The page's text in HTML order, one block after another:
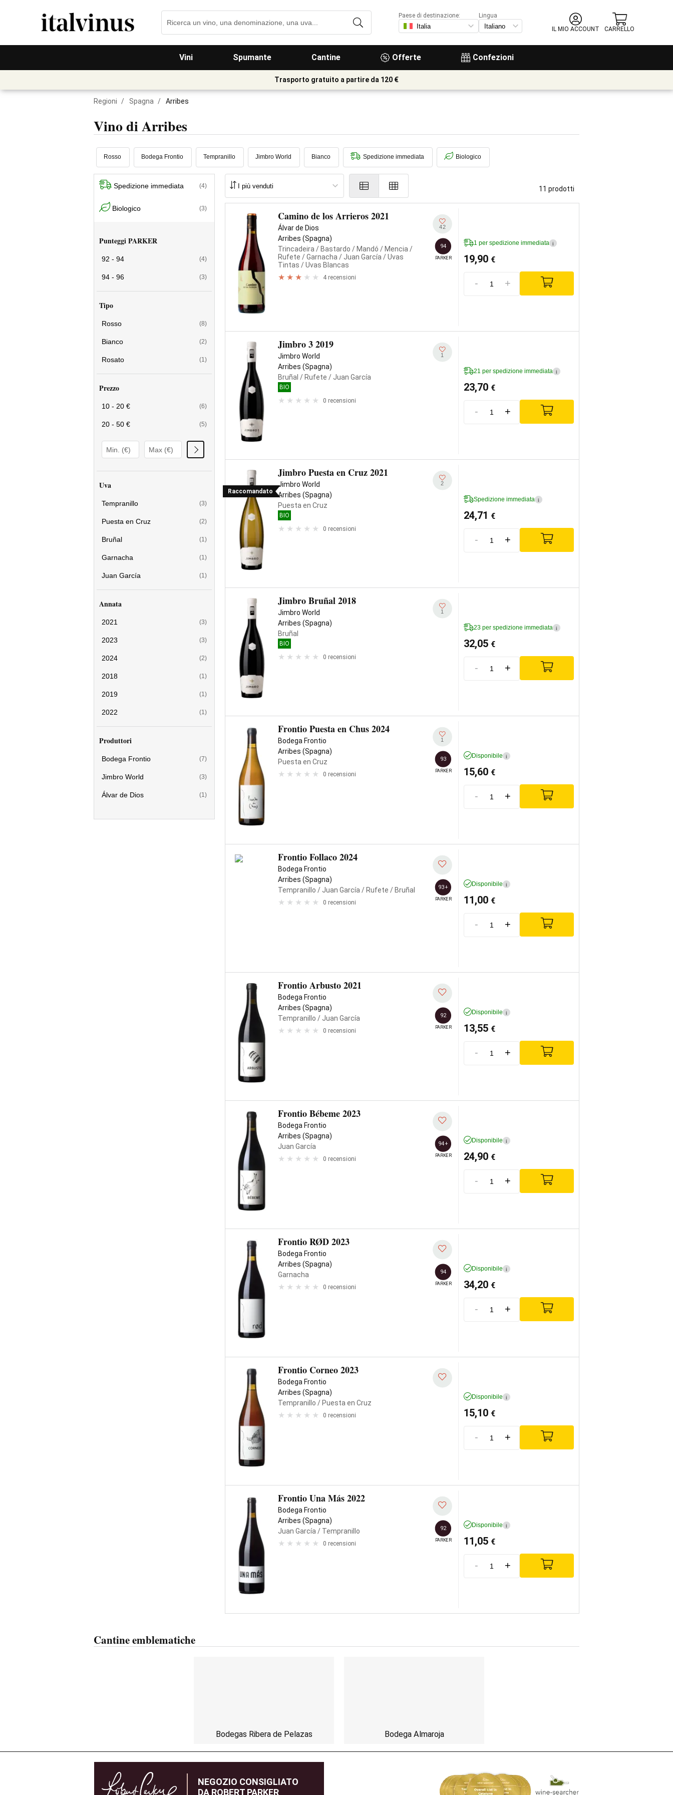
Vini Spumante Cantine Offerte Confezioni
Paese di destinazione:
Lingua
IL MIO ACCOUNT
CARRELLO
Trasporto gratuito a partire da 120 €
Regioni / Spagna / Arribes
Vino di Arribes
Rosso Bodega Frontio Tempranillo Jimbro World Bianco Spedizione immediata Biologico
Spedizione immediata (4)
Biologico (3)
Punteggi PARKER
92 - 94 (4)
94 - 96 (3)
Tipo
Rosso (8)
Bianco (2)
Rosato (1)
Prezzo
10 - 20 € (6)
20 - 50 € (5)
Uva
Tempranillo (3)
Puesta en Cruz (2)
Bruñal (1)
Garnacha (1)
Juan García (1)
Annata
2021 (3)
2023 (3)
2024 (2)
2018 (1)
2019 (1)
2022 (1)
Produttori
Bodega Frontio (7)
Jimbro World (3)
Álvar de Dios (1)
11 prodotti
Camino de los Arrieros 2021
Álvar de Dios
Arribes (Spagna)
Trincadeira / Bastardo / Mandó / Mencia /
Rufete / Garnacha / Juan García / Uvas
Tintas / Uvas Blancas
4 recensioni
42
94
PARKER
1 per spedizione immediata i
19,90 €
- +
Jimbro 3 2019
Jimbro World
Arribes (Spagna)
Bruñal / Rufete / Juan García
BIO
0 recensioni
1
21 per spedizione immediata i
23,70 €
- +
Raccomandato
Jimbro Puesta en Cruz 2021
Jimbro World
Arribes (Spagna)
Puesta en Cruz
BIO
0 recensioni
2
Spedizione immediata i
24,71 €
- +
Jimbro Bruñal 2018
Jimbro World
Arribes (Spagna)
Bruñal
BIO
0 recensioni
1
23 per spedizione immediata i
32,05 €
- +
Frontio Puesta en Chus 2024
Bodega Frontio
Arribes (Spagna)
Puesta en Cruz
0 recensioni
1
93
PARKER
Disponibile i
15,60 €
- +
Frontio Follaco 2024
Bodega Frontio
Arribes (Spagna)
Tempranillo / Juan García / Rufete / Bruñal
0 recensioni
93+
PARKER
Disponibile i
11,00 €
- +
Frontio Arbusto 2021
Bodega Frontio
Arribes (Spagna)
Tempranillo / Juan García
0 recensioni
92
PARKER
Disponibile i
13,55 €
- +
Frontio Bébeme 2023
Bodega Frontio
Arribes (Spagna)
Juan García
0 recensioni
94+
PARKER
Disponibile i
24,90 €
- +
Frontio RØD 2023
Bodega Frontio
Arribes (Spagna)
Garnacha
0 recensioni
94
PARKER
Disponibile i
34,20 €
- +
Frontio Corneo 2023
Bodega Frontio
Arribes (Spagna)
Tempranillo / Puesta en Cruz
0 recensioni
Disponibile i
15,10 €
- +
Frontio Una Más 2022
Bodega Frontio
Arribes (Spagna)
Juan García / Tempranillo
0 recensioni
92
PARKER
Disponibile i
11,05 €
- +
Cantine emblematiche
Bodegas Ribera de Pelazas Bodega Almaroja
NEGOZIO CONSIGLIATO
DA ROBERT PARKER